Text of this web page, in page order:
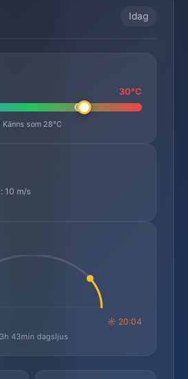
Idag
30°C
Känns som 28°C
10 m/s
☼ 20:04
43min dagsljus